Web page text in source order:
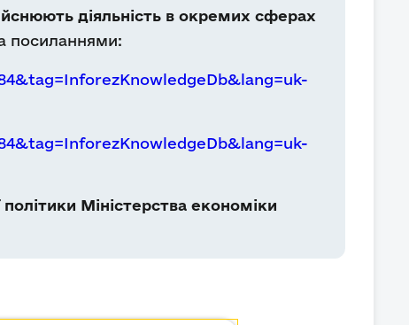
діяльність в окремих сферах
посиланнями:
Міністерства економіки